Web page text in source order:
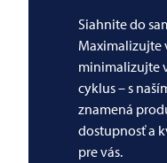
Siahnite do
Maximalizujte
minimalizujte
cyklus – s
znamená
dostupnosť a
pre vás.